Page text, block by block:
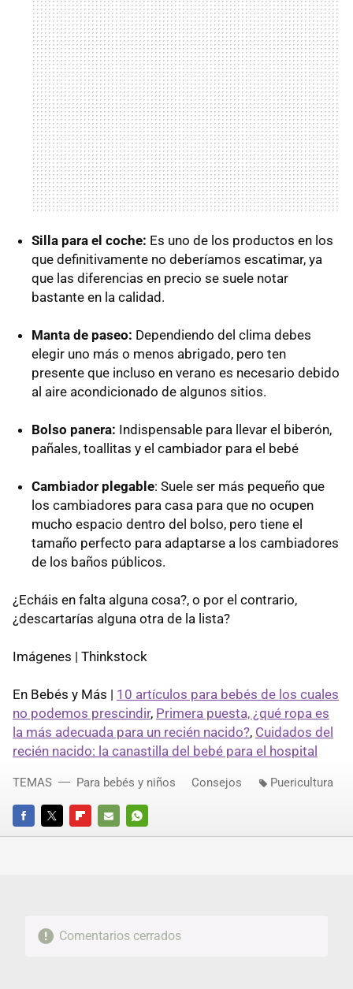
Silla para el coche: Es uno de los productos en los
que definitivamente no deberíamos escatimar, ya
que las diferencias en precio se suele notar
bastante en la calidad.
Manta de paseo: Dependiendo del clima debes
elegir uno más o menos abrigado, pero ten
presente que incluso en verano es necesario debido
al aire acondicionado de algunos sitios.
Bolso panera: Indispensable para llevar el biberón,
pañales, toallitas y el cambiador para el bebé
Cambiador plegable: Suele ser más pequeño que
los cambiadores para casa para que no ocupen
mucho espacio dentro del bolso, pero tiene el
tamaño perfecto para adaptarse a los cambiadores
de los baños públicos.
¿Echáis en falta alguna cosa?, o por el contrario,
¿descartarías alguna otra de la lista?
Imágenes | Thinkstock
En Bebés y Más | 10 artículos para bebés de los cuales
no podemos prescindir, Primera puesta, ¿qué ropa es
la más adecuada para un recién nacido?, Cuidados del
recién nacido: la canastilla del bebé para el hospital
FACEBOOKTWITTERFLIPBOARD
E-
WHATSAPP
TEMAS Para bebés y niños Consejos Puericultura
Comentarios cerrados